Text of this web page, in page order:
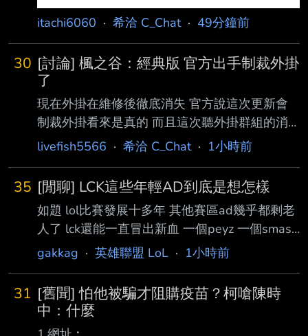
itachi6060 · 希洽 C_Chat· 49分鐘前
30 [討論] 楓之谷：經典版 官方出手制裁外掛
了
現在外掛在維修後徹底消失 官方說這次更新會
制裁外掛看來是真的 而且這次聽外掛群組的消
息是說開掛會秒鎖帳號以外還會鎖主機板 這樣
需要時間了 玩家們是不是該說「遊戲橘子是佛
心公司」 遊戲橘子終於給玩家們一塊淨土啦 遊
戲橘子 永遠的神 --
livefish5566 · 希洽 C_Chat· 1小時前
35 [閒聊] LCK這些年輕AD到底是想怎樣
如題 lol比賽發展十多年 其他賽區ad幾乎都剩老
人了 lck還能一直冒出新血 一個peyz 一個smash
kt宮鬥完又不知道哪冒出來一個fenrir 還有
再打兩年三年那些老人ad退光就是lck這些年輕
人稱霸了 想到就好恐怖==！ --
gakkag · 英雄聯盟 LoL · 1小時前
31 [舊聞] 怕他被騙才阻購疫苗？柯嗆陳時
中：什麼